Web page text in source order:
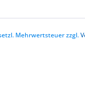
Mehrwertsteuer zzgl.